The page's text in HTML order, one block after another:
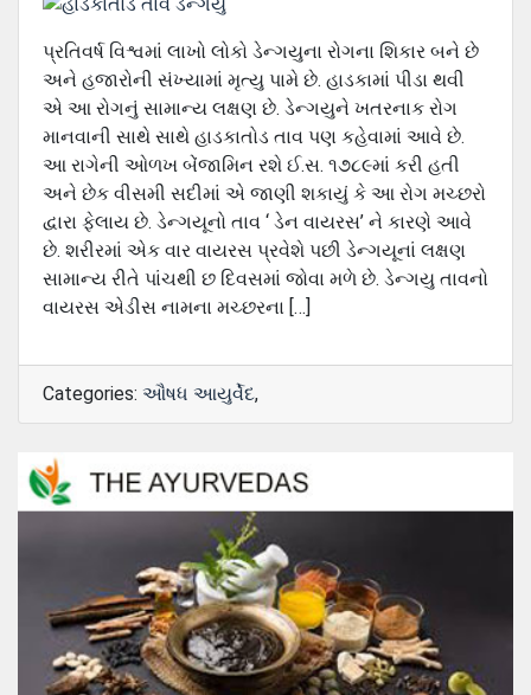
પ્રતિવર્ષ વિશ્વમાં લાખો લોકો ડેન્ગયુના રોગના શિકાર બને છે
અને હજારોની સંખ્યામાં મૃત્યુ પામે છે. હાડકામાં પીડા થવી
એ આ રોગનું સામાન્ય લક્ષણ છે. ડેન્ગયુને ખતરનાક રોગ
માનવાની સાથે સાથે હાડકાતોડ તાવ પણ કહેવામાં આવે છે.
આ રાગેની ઓળખ બેંજામિન રશે ઈ.સ. ૧૭૮૯માં કરી હતી
અને છેક વીસમી સદીમાં એ જાણી શકાયું કે આ રોગ મચ્છરો
દ્વારા ફેલાય છે. ડેન્ગયૂનો તાવ ‘ ડેન વાયરસ’ ને કારણે આવે
છે. શરીરમાં એક વાર વાયરસ પ્રવેશે પછી ડેન્ગયૂનાં લક્ષણ
સામાન્ય રીતે પાંચથી છ દિવસમાં જોવા મળે છે. ડેન્ગયુ તાવનો
વાયરસ એડીસ નામના મચ્છરના […]
Categories: ઔષધ આયુર્વેદ,